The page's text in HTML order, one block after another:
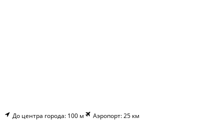
До центра города: 100 м Аэропорт: 25 км